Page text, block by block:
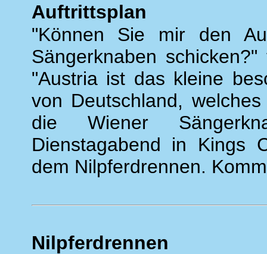
Auftrittsplan
"Können Sie mir den
Sängerknaben
"Austria ist das kleine
von Deutschland,
die Wiener
Dienstagabend in Kings
dem Nilpferdrennen.
Nilpferdrennen